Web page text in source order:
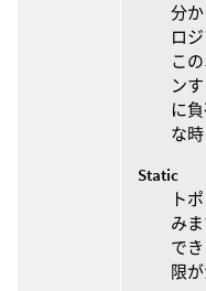
分
ロ
こ
ン
に
な
Static
ト
み
で
限が